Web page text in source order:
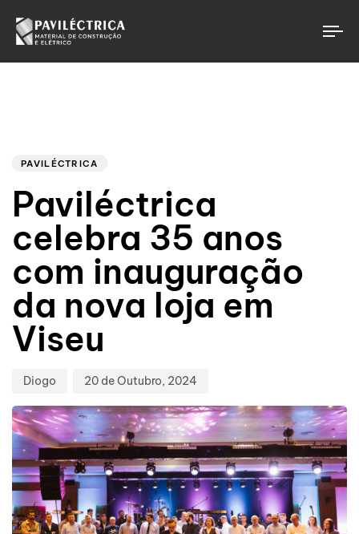
PAVILÉCTRICA
Paviléctrica
celebra 35 anos
com inauguração
da nova loja em
Viseu
Diogo 20 de Outubro, 2024